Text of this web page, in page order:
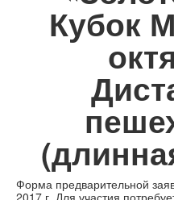
Кубок
Форма предварительной
2017 г. Для участия